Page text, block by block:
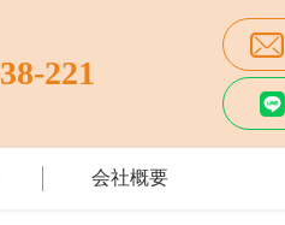
221
会社概要